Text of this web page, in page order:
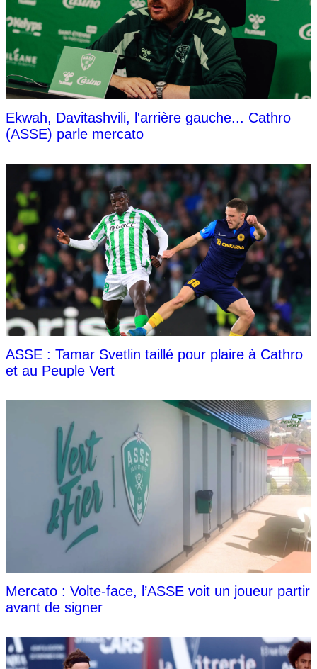
Ekwah, Davitashvili, l'arrière gauche... Cathro
(ASSE) parle mercato
ASSE : Tamar Svetlin taillé pour plaire à Cathro
et au Peuple Vert
Mercato : Volte-face, l’ASSE voit un joueur partir
avant de signer